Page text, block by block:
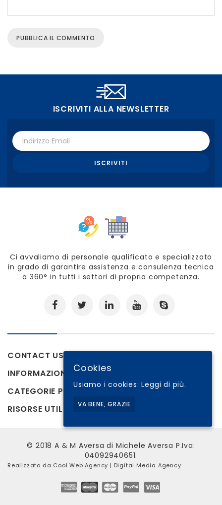
ISCRIVITI ALLA NEWSLETTER
Ci avvaliamo di personale qualificato e specializzato
in grado di garantire assistenza e consulenza tecnica
a 360° in tutti i settori di propria competenza.
CONTACT US
INFORMAZIONI
CATEGORIE PRODOTTI
RISORSE UTILI
© 2018 A & M Aversa di Michele Aversa P.Iva:
04092940651.
Realizzato da Cool Web Agency | Digital Media Agency
Cookies
Usiamo i cookies:Leggi di più.
VA BENE, GRAZIE